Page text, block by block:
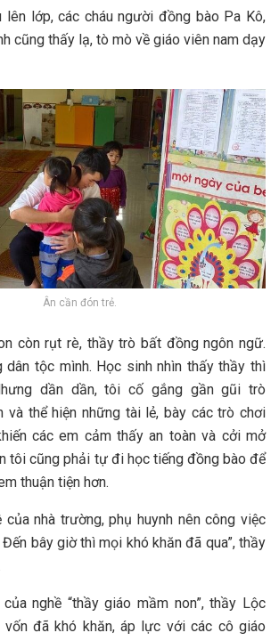
lên lớp, các cháu người đồng bào Pa Kô,
cũng thấy lạ, tò mò về giáo viên nam dạy
Ân cần đón trẻ.
còn rụt rè, thầy trò bất đồng ngôn ngữ.
dân tộc mình. Học sinh nhìn thấy thầy thì
dần dần, tôi cố gắng gần gũi trò
và thể hiện những tài lẻ, bày các trò chơi
các em cảm thấy an toàn và cởi mở
tôi cũng phải tự đi học tiếng đồng bào để
thuận tiện hơn.
nhà trường, phụ huynh nên công việc
bây giờ thì mọi khó khăn đã qua”, thầy
nghề “thầy giáo mầm non”, thầy Lộc
vốn đã khó khăn, áp lực với các cô giáo